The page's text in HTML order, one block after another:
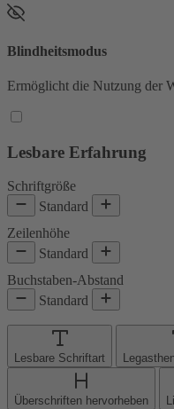
Blindheitsmodus
Ermöglicht die Nutzung der
Lesbare Erfahrung
Schriftgröße
Standard
Zeilenhöhe
Standard
Buchstaben-Abstand
Standard
Lesbare Schriftart
Überschriften hervorheben